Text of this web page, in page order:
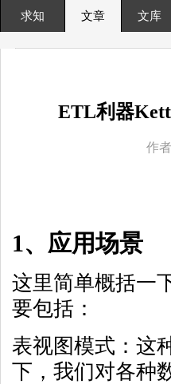
求知 文章 文库
ETL利器
作
1、应用场景
这里简单概括一
要包括：
表视图模式：这
下，我们对各种